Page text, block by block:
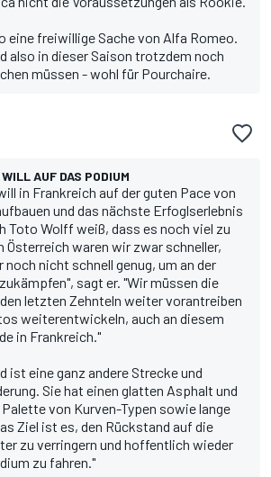
eine freiwillige Sache von Alfa Romeo.
also in dieser Saison trotzdem noch
müssen - wohl für Pourchaire.
AUF DAS PODIUM
in Frankreich auf der guten Pace von
und das nächste Erfoglserlebnis
Toto Wolff weiß, dass es noch viel zu
Österreich waren wir zwar schneller,
noch nicht schnell genug, um an der
sagt er. "Wir müssen die
letzten Zehnteln weiter vorantreiben
weiterentwickeln, auch an diesem
in Frankreich."
ist eine ganz andere Strecke und
Sie hat einen glatten Asphalt und
von Kurven-Typen sowie lange
Ziel ist es, den Rückstand auf die
zu verringern und hoffentlich wieder
zu fahren."